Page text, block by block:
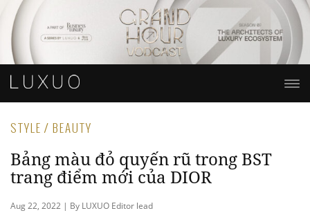
STYLE / BEAUTY
Bảng màu đỏ quyến rũ trong BST
trang điểm mới của DIOR
Aug 22, 2022 | By LUXUO Editor lead